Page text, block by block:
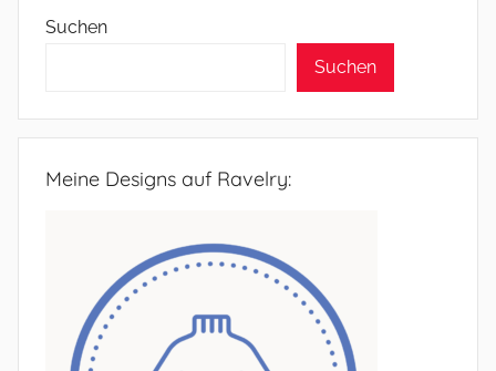
Beiträge
Suchen
Suchen
Meine Designs auf Ravelry: